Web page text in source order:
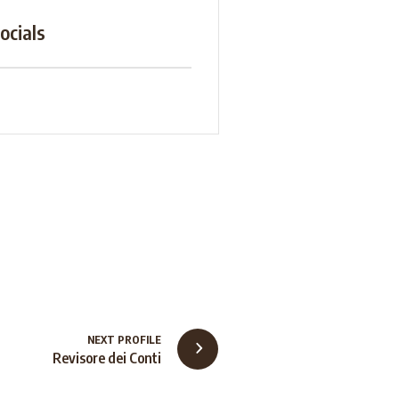
Revisore dei Conti
NEXT PROFILE